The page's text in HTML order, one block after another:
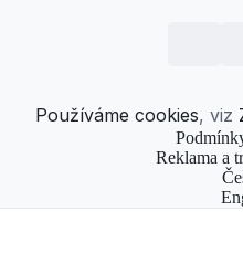
Používáme cookies, viz
Reklama a